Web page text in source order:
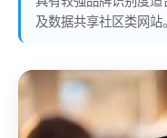
及数据共享社区类网站。